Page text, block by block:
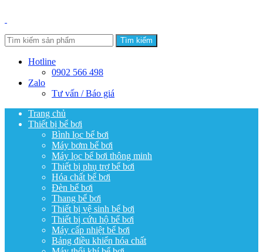
Tìm kiếm
Hotline
0902 566 498
Zalo
Tư vấn / Báo giá
Trang chủ
Thiết bị bể bơi
Bình lọc bể bơi
Máy bơm bể bơi
Máy lọc bể bơi thông minh
Thiết bị phụ trợ bể bơi
Hóa chất bể bơi
Đèn bể bơi
Thang bể bơi
Thiết bị vệ sinh bể bơi
Thiết bị cứu hộ bể bơi
Máy cấp nhiệt bể bơi
Bảng điều khiển hóa chất